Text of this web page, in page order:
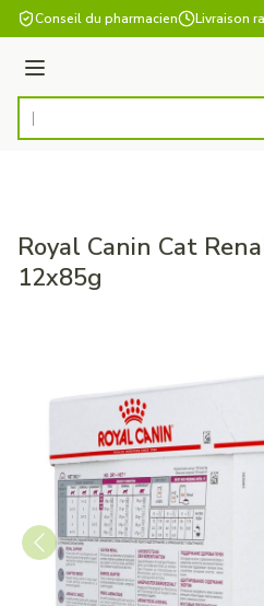
Aller au contenu
Conseil du pharmacien Livraison
Menu
Rechercher
Royal Canin Cat
12x85g